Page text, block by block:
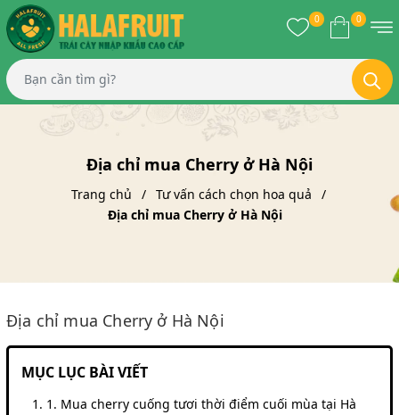
0 0
Địa chỉ mua Cherry ở Hà Nội
Trang chủ
Tư vấn cách chọn hoa quả
Địa chỉ mua Cherry ở Hà Nội
Địa chỉ mua Cherry ở Hà Nội
MỤC LỤC BÀI VIẾT
1. Mua cherry cuống tươi thời điểm cuối mùa tại Hà